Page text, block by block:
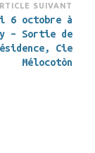
SUIVANT
6 octobre à
– Sortie de
Cie
Mélocotòn